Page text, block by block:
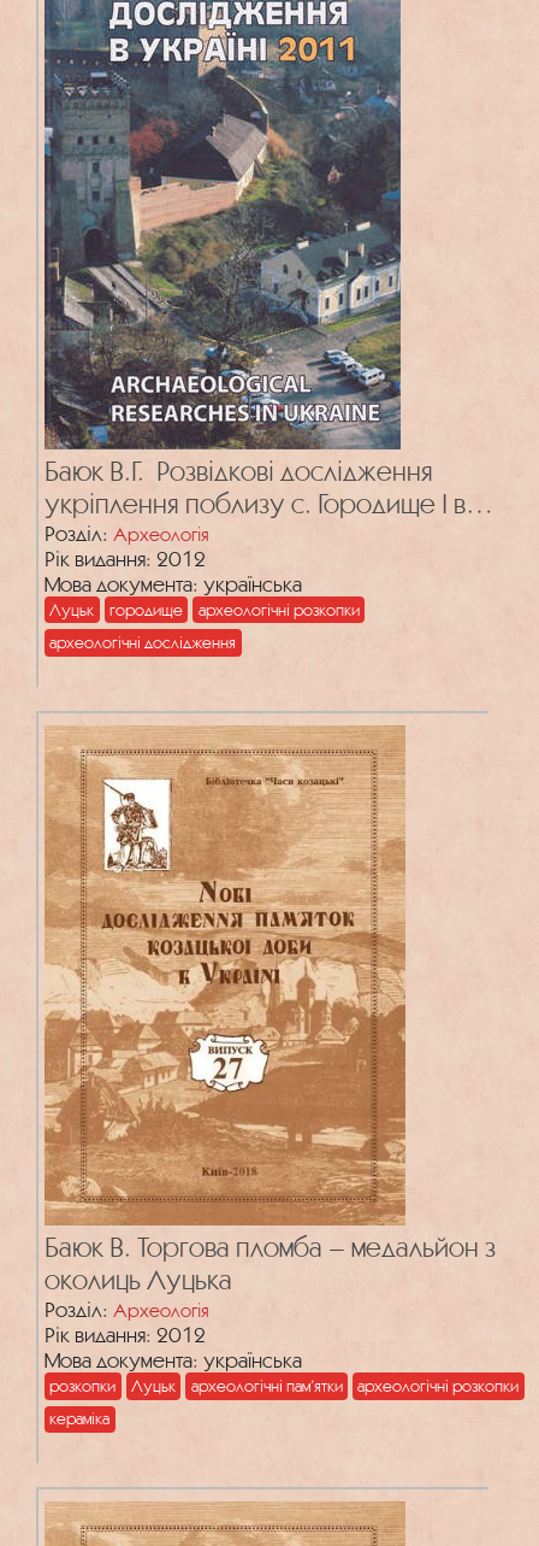
Баюк В.Г. Розвідкові дослідження
укріплення поблизу с. Городище І в
околицях Луцька
Розділ: Археологія
Рік видання: 2012
Мова документа: українська
Луцьк городище
археологічні розкопки
археологічні дослідження
Баюк В. Торгова пломба – медальйон з
околиць Луцька
Розділ: Археологія
Рік видання: 2012
Мова документа: українська
розкопки Луцьк археологічні пам’ятки
археологічні розкопки
кераміка